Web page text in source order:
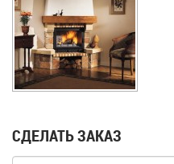
СДЕЛАТЬ ЗАКАЗ